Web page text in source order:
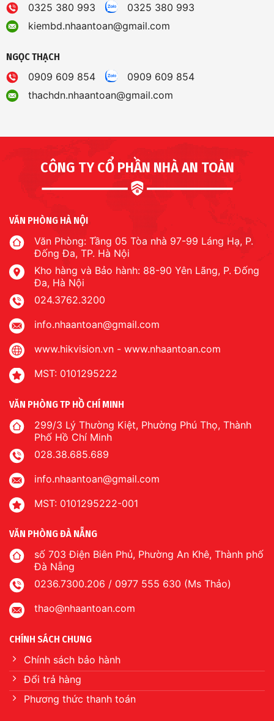
0325 380 993
0325 380 993
kiembd.nhaantoan@gmail.com
NGỌC THẠCH
0909 609 854
0909 609 854
thachdn.nhaantoan@gmail.com
CÔNG TY CỔ PHẦN NHÀ AN TOÀN
VĂN PHÒNG HÀ NỘI
Văn Phòng: Tầng 05 Tòa nhà 97-99 Láng Hạ, P.
Đống Đa, TP. Hà Nội
Kho hàng và Bảo hành: 88-90 Yên Lãng, P. Đống
Đa, Hà Nội
024.3762.3200
info.nhaantoan@gmail.com
www.hikvision.vn - www.nhaantoan.com
MST: 0101295222
VĂN PHÒNG TP HỒ CHÍ MINH
299/3 Lý Thường Kiệt, Phường Phú Thọ, Thành
Phố Hồ Chí Minh
028.38.685.689
info.nhaantoan@gmail.com
MST: 0101295222-001
VĂN PHÒNG ĐÀ NẴNG
số 703 Điện Biên Phủ, Phường An Khê, Thành phố
Đà Nẵng
0236.7300.206 / 0977 555 630 (Ms Thảo)
thao@nhaantoan.com
CHÍNH SÁCH CHUNG
Chính sách bảo hành
Đổi trả hàng
Phương thức thanh toán